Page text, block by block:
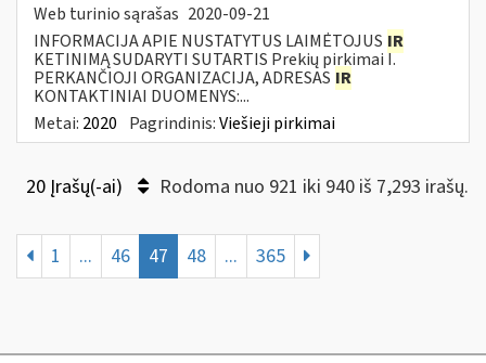
Web turinio sąrašas 2020-09-21
INFORMACIJA APIE NUSTATYTUS LAIMĖTOJUS IR
KETINIMĄ SUDARYTI SUTARTIS Prekių pirkimai I.
PERKANČIOJI ORGANIZACIJA, ADRESAS IR
KONTAKTINIAI DUOMENYS:...
Metai: 2020 Pagrindinis:Viešieji pirkimai
20 Įrašų(-ai) Rodoma nuo 921 iki 940 iš 7,293 irašų.
1 ... 46 47 48 ... 365